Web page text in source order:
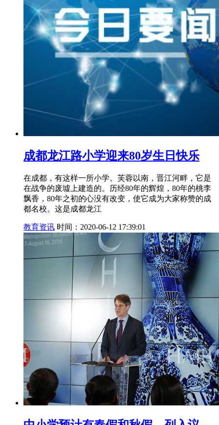
成都龙江路小学迎来80岁生日快乐
在成都，有这样一所小学。芙蓉以南，晋江河畔，它是
在战争的废墟上建造的。历经80年的辉煌，80年的桃李
飘香，80年之初的心没有改变，使它成为大家称赞的成
都名校。这是成都龙江
教育资讯 时间：2020-06-12 17:39:01